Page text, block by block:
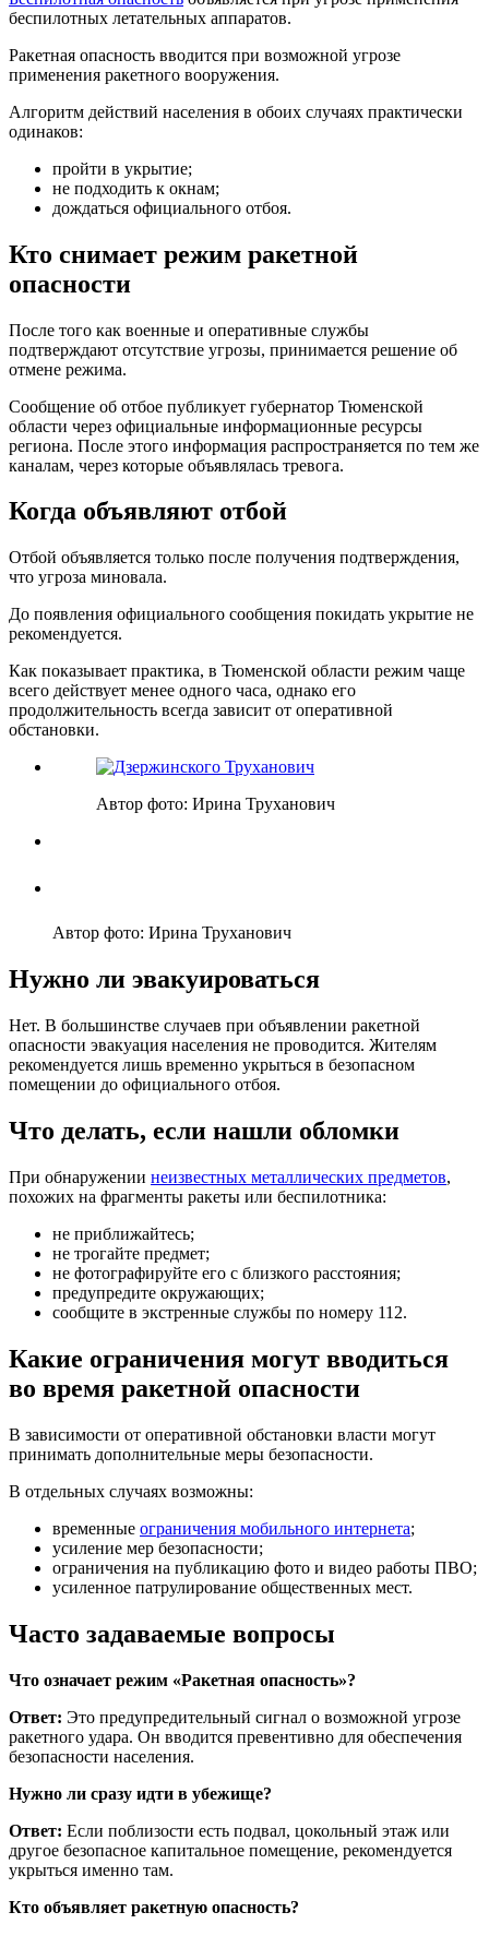
беспилотных летательных аппаратов.
Ракетная опасность вводится при возможной угрозе
применения ракетного вооружения.
Алгоритм действий населения в обоих случаях практически
одинаков:
пройти в укрытие;
не подходить к окнам;
дождаться официального отбоя.
Кто снимает режим ракетной
опасности
После того как военные и оперативные службы
подтверждают отсутствие угрозы, принимается решение об
отмене режима.
Сообщение об отбое публикует губернатор Тюменской
области через официальные информационные ресурсы
региона. После этого информация распространяется по тем же
каналам, через которые объявлялась тревога.
Когда объявляют отбой
Отбой объявляется только после получения подтверждения,
что угроза миновала.
До появления официального сообщения покидать укрытие не
рекомендуется.
Как показывает практика, в Тюменской области режим чаще
всего действует менее одного часа, однако его
продолжительность всегда зависит от оперативной
обстановки.
Автор фото: Ирина Труханович
Автор фото: Ирина Труханович
Нужно ли эвакуироваться
Нет. В большинстве случаев при объявлении ракетной
опасности эвакуация населения не проводится. Жителям
рекомендуется лишь временно укрыться в безопасном
помещении до официального отбоя.
Что делать, если нашли обломки
При обнаружении неизвестных металлических предметов,
похожих на фрагменты ракеты или беспилотника:
не приближайтесь;
не трогайте предмет;
не фотографируйте его с близкого расстояния;
предупредите окружающих;
сообщите в экстренные службы по номеру 112.
Какие ограничения могут вводиться
во время ракетной опасности
В зависимости от оперативной обстановки власти могут
принимать дополнительные меры безопасности.
В отдельных случаях возможны:
временные ограничения мобильного интернета;
усиление мер безопасности;
ограничения на публикацию фото и видео работы ПВО;
усиленное патрулирование общественных мест.
Часто задаваемые вопросы
Что означает режим «Ракетная опасность»?
Ответ: Это предупредительный сигнал о возможной угрозе
ракетного удара. Он вводится превентивно для обеспечения
безопасности населения.
Нужно ли сразу идти в убежище?
Ответ: Если поблизости есть подвал, цокольный этаж или
другое безопасное капитальное помещение, рекомендуется
укрыться именно там.
Кто объявляет ракетную опасность?